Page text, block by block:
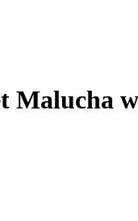
Malucha